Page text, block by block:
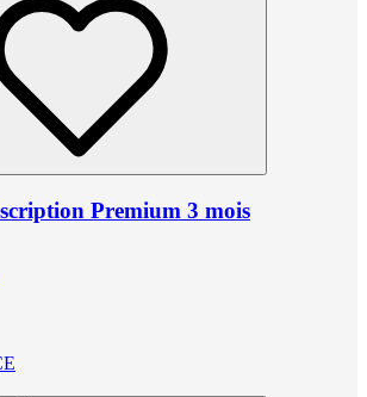
Premium 3 mois